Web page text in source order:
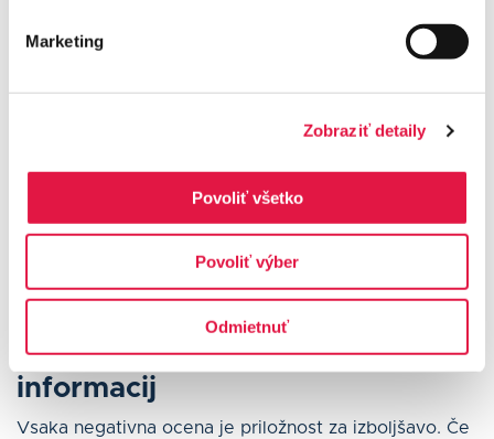
Marketing
Zobraziť detaily
Povoliť všetko
Povoliť výber
Odmietnuť
6. Povabite k pisanju novih ocen
Pozitivne ocene lahko izravnajo negativne.
mnenje. Brez zadržkov jihosebno povabite
ali
7. Učite se iz povratnih
informacij
Vsaka negativna ocena je priložnost za izboljšavo. Če